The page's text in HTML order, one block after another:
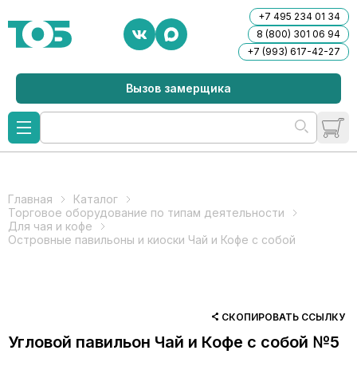
+7 495 234 01 34
8 (800) 301 06 94
+7 (993) 617-42-27
Вызов замерщика
Главная
Каталог
Торговое оборудование по типам деятельности
Для чая и кофе
Островные павильоны и киоски Чай и Кофе с собой
СКОПИРОВАТЬ ССЫЛКУ
Угловой павильон Чай и Кофе с собой №5